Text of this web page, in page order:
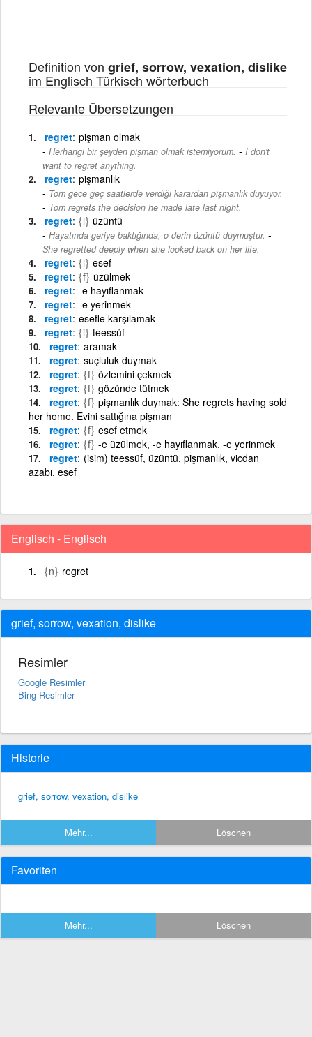
Definition von grief, sorrow, vexation, dislike
im Englisch Türkisch wörterbuch
Relevante Übersetzungen
regret pişman olmak
Herhangi bir şeyden pişman olmak istemiyorum. - I don't
want to regret anything.
regret pişmanlık
Tom gece geç saatlerde verdiği karardan pişmanlık duyuyor.
- Tom regrets the decision he made late last night.
regret {i} üzüntü
Hayatında geriye baktığında, o derin üzüntü duymuştur. -
She regretted deeply when she looked back on her life.
regret {i} esef
regret {f} üzülmek
regret -e hayıflanmak
regret -e yerinmek
regret esefle karşılamak
regret {i} teessüf
regret aramak
regret suçluluk duymak
regret {f} özlemini çekmek
regret {f} gözünde tütmek
regret {f} pişmanlık duymak: She regrets having sold
her home. Evini sattığına pişman
regret {f} esef etmek
regret {f} -e üzülmek, -e hayıflanmak, -e yerinmek
regret (isim) teessüf, üzüntü, pişmanlık, vicdan
azabı, esef
Englisch - Englisch
{n} regret
grief, sorrow, vexation, dislike
Resimler
Google Resimler
Bing Resimler
Historie
grief, sorrow, vexation, dislike
Mehr... Löschen
Favoriten
Mehr... Löschen